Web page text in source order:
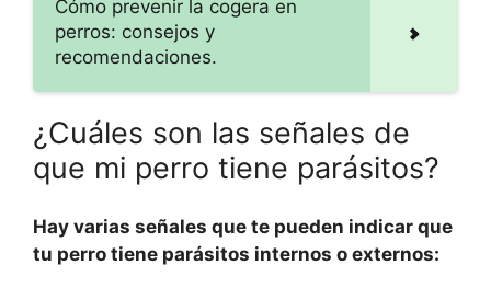
Cómo prevenir la cogera en
perros: consejos y
recomendaciones.
¿Cuáles son las señales de
que mi perro tiene parásitos?
Hay varias señales que te pueden indicar que
tu perro tiene parásitos internos o externos: